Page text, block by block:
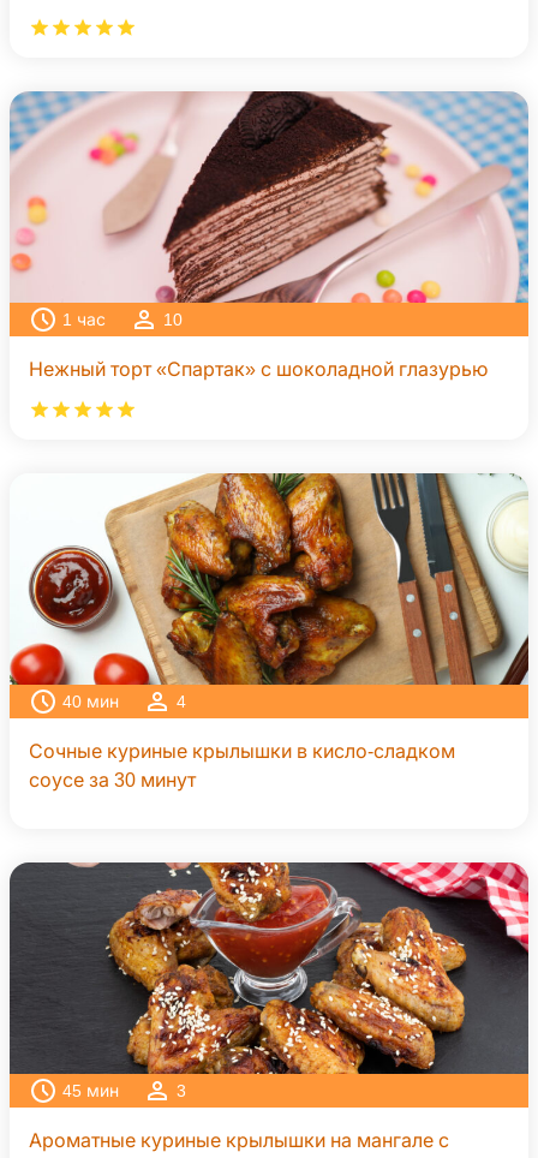
1 час 10
Нежный торт «Спартак» с шоколадной глазурью
40 мин 4
Сочные куриные крылышки в кисло-сладком
соусе за 30 минут
45 мин 3
Ароматные куриные крылышки на мангале с